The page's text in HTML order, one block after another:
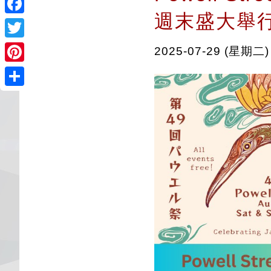
Facebook
Twitter
Pinterest
週末盛大舉
2025-07-29 (星期二)